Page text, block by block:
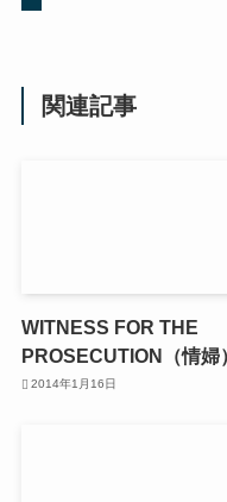
関連記事
WITNESS FOR THE
PROSECUTION（情婦）
2014年1月16日